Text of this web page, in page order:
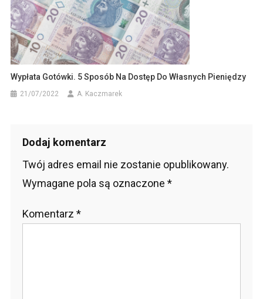
Wypłata Gotówki. 5 Sposób Na Dostęp Do Własnych Pieniędzy
21/07/2022 A. Kaczmarek
Dodaj komentarz
Twój adres email nie zostanie opublikowany.
Wymagane pola są oznaczone *
Komentarz *